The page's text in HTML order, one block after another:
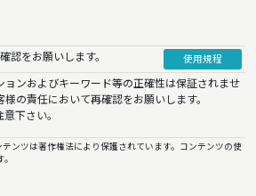
認をお願いします。 使用規程
ョンおよびキーワード等の正確性は保証されませ
の責任において再確認をお願いします。
下さい。
ンツは著作権法により保護されています。コンテンツの使